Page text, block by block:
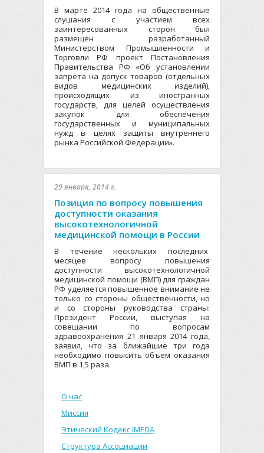
В марте 2014 года на общественные
слушания с участием всех
заинтересованных сторон был
размещен разработанный
Министерством Промышленности и
Торговли РФ проект Постановления
Правительства РФ «Об установлении
запрета на допуск товаров (отдельных
видов медицинских изделий),
происходящих из иностранных
государств, для целей осуществления
закупок для обеспечения
государственных и муниципальных
нужд в целях защиты внутреннего
рынка Российской Федерации».
29 января, 2014 г.
Позиция по вопросу повышения
доступности оказания
высокотехнологичной
медицинской помощи в России
В течение нескольких последних
месяцев вопросу повышения
доступности высокотехнологичной
медицинской помощи (ВМП) для граждан
РФ уделяется повышенное внимание не
только со стороны общественности, но
и со стороны руководства страны:
Президент России, выступая на
совещании по вопросам
здравоохранения 21 января 2014 года,
заявил, что за ближайшие три года
необходимо повысить объем оказания
ВМП в 1,5 раза.
О нас
Миссия
Этический Кодекс IMEDA
Структура Ассоциации